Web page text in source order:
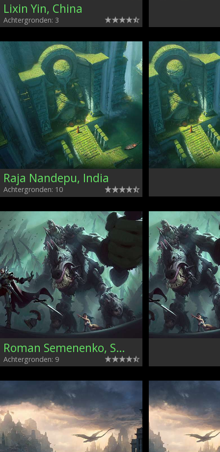
Lixin Yin, China
Achtergronden: 3
Raja Nandepu, India
Achtergronden: 10
Roman Semenenko, Serbia
Achtergronden: 9